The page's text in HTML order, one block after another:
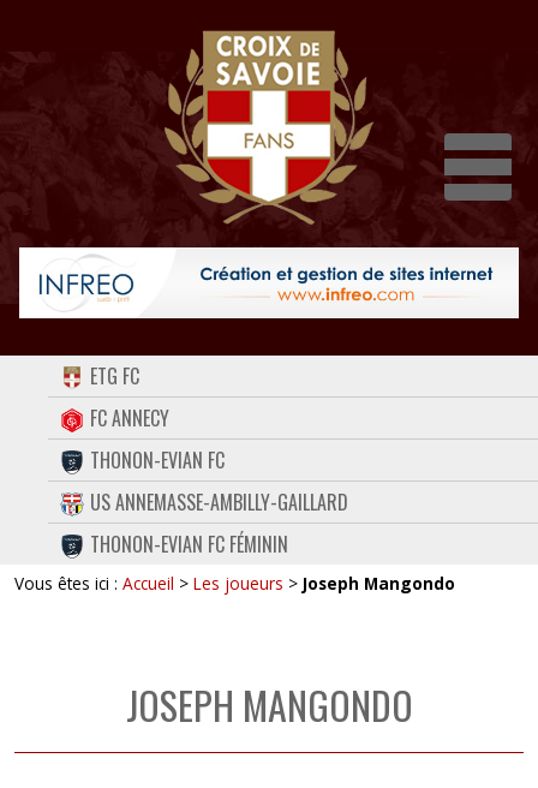
ACCUEIL
FORUM
CONTACT
FACEBOOK
TWITTER
ETG FC
FC ANNECY
THONON-EVIAN FC
US ANNEMASSE-AMBILLY-GAILLARD
THONON-EVIAN FC FÉMININ
Vous êtes ici : Accueil > Les joueurs > Joseph Mangondo
JOSEPH MANGONDO